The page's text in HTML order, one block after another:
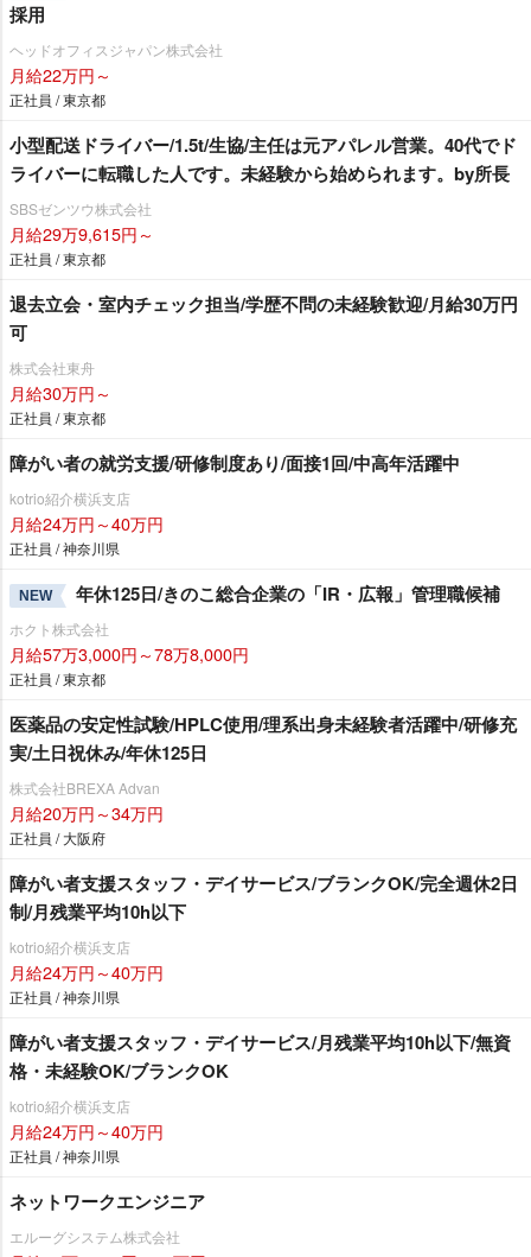
採用
ヘッドオフィスジャパン株式会社
月給22万円～
正社員 / 東京都
小型配送ドライバー/1.5t/生協/主任は元アパレル営業。40代でド
ライバーに転職した人です。未経験から始められます。by所長
SBSゼンツウ株式会社
月給29万9,615円～
正社員 / 東京都
退去立会・室内チェック担当/学歴不問の未経験歓迎/月給30万円
可
株式会社東舟
月給30万円～
正社員 / 東京都
障がい者の就労支援/研修制度あり/面接1回/中高年活躍中
kotrio紹介横浜支店
月給24万円～40万円
正社員 / 神奈川県
NEW 年休125日/きのこ総合企業の「IR・広報」管理職候補
ホクト株式会社
月給57万3,000円～78万8,000円
正社員 / 東京都
医薬品の安定性試験/HPLC使用/理系出身未経験者活躍中/研修充
実/土日祝休み/年休125日
株式会社BREXA Advan
月給20万円～34万円
正社員 / 大阪府
障がい者支援スタッフ・デイサービス/ブランクOK/完全週休2日
制/月残業平均10h以下
kotrio紹介横浜支店
月給24万円～40万円
正社員 / 神奈川県
障がい者支援スタッフ・デイサービス/月残業平均10h以下/無資
格・未経験OK/ブランクOK
kotrio紹介横浜支店
月給24万円～40万円
正社員 / 神奈川県
ネットワークエンジニア
エルーグシステム株式会社